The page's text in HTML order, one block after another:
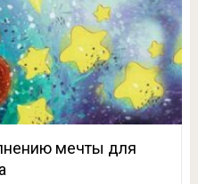
мечты для